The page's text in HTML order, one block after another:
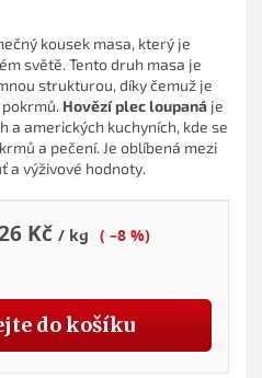
Kč/ kg ( –8 %)
do košíku
kousek masa, který je
světě. Tento druh masa je
strukturou, díky čemuž je
Hovězí plec loupaná je
a amerických kuchyních, kde se
a pečení. Je oblíbená mezi
a výživové hodnoty.